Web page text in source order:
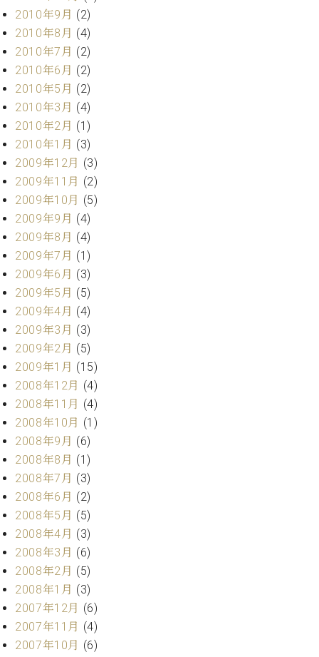
2010年9月 (2)
2010年8月 (4)
2010年7月 (2)
2010年6月 (2)
2010年5月 (2)
2010年3月 (4)
2010年2月 (1)
2010年1月 (3)
2009年12月 (3)
2009年11月 (2)
2009年10月 (5)
2009年9月 (4)
2009年8月 (4)
2009年7月 (1)
2009年6月 (3)
2009年5月 (5)
2009年4月 (4)
2009年3月 (3)
2009年2月 (5)
2009年1月 (15)
2008年12月 (4)
2008年11月 (4)
2008年10月 (1)
2008年9月 (6)
2008年8月 (1)
2008年7月 (3)
2008年6月 (2)
2008年5月 (5)
2008年4月 (3)
2008年3月 (6)
2008年2月 (5)
2008年1月 (3)
2007年12月 (6)
2007年11月 (4)
2007年10月 (6)